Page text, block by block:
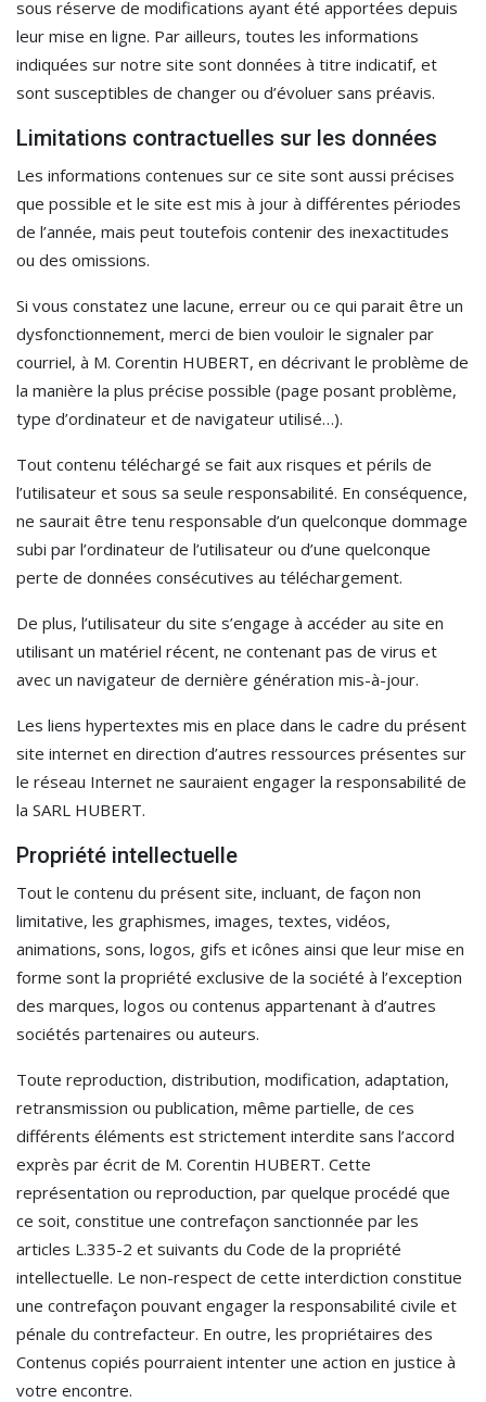
sous réserve de modifications ayant été apportées depuis
leur mise en ligne. Par ailleurs, toutes les informations
indiquées sur notre site sont données à titre indicatif, et
sont susceptibles de changer ou d’évoluer sans préavis.
Limitations contractuelles sur les données
Les informations contenues sur ce site sont aussi précises
que possible et le site est mis à jour à différentes périodes
de l’année, mais peut toutefois contenir des inexactitudes
ou des omissions.
Si vous constatez une lacune, erreur ou ce qui parait être un
dysfonctionnement, merci de bien vouloir le signaler par
courriel, à M. Corentin HUBERT, en décrivant le problème de
la manière la plus précise possible (page posant problème,
type d’ordinateur et de navigateur utilisé…).
Tout contenu téléchargé se fait aux risques et périls de
l’utilisateur et sous sa seule responsabilité. En conséquence,
ne saurait être tenu responsable d’un quelconque dommage
subi par l’ordinateur de l’utilisateur ou d’une quelconque
perte de données consécutives au téléchargement.
De plus, l’utilisateur du site s’engage à accéder au site en
utilisant un matériel récent, ne contenant pas de virus et
avec un navigateur de dernière génération mis-à-jour.
Les liens hypertextes mis en place dans le cadre du présent
site internet en direction d’autres ressources présentes sur
le réseau Internet ne sauraient engager la responsabilité de
la SARL HUBERT.
Propriété intellectuelle
Tout le contenu du présent site, incluant, de façon non
limitative, les graphismes, images, textes, vidéos,
animations, sons, logos, gifs et icônes ainsi que leur mise en
forme sont la propriété exclusive de la société à l’exception
des marques, logos ou contenus appartenant à d’autres
sociétés partenaires ou auteurs.
Toute reproduction, distribution, modification, adaptation,
retransmission ou publication, même partielle, de ces
différents éléments est strictement interdite sans l’accord
exprès par écrit de M. Corentin HUBERT. Cette
représentation ou reproduction, par quelque procédé que
ce soit, constitue une contrefaçon sanctionnée par les
articles L.335-2 et suivants du Code de la propriété
intellectuelle. Le non-respect de cette interdiction constitue
une contrefaçon pouvant engager la responsabilité civile et
pénale du contrefacteur. En outre, les propriétaires des
Contenus copiés pourraient intenter une action en justice à
votre encontre.